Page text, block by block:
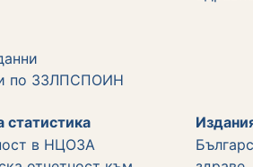
по ЗЗЛПСПОИН
статистика
в НЦОЗА